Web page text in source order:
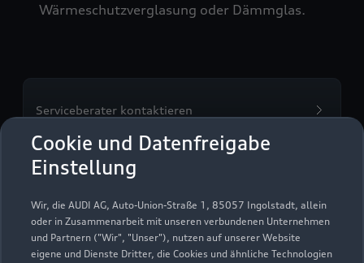
Cookie und Datenfreigabe
Einstellung
Wir, die AUDI AG, Auto-Union-Straße 1, 85057 Ingolstadt, allein
oder in Zusammenarbeit mit unseren verbundenen Unternehmen
und Partnern ("Wir", "Unser"), nutzen auf unserer Website
eigene und Dienste Dritter, die Cookies und ähnliche Technologien
Wärmeschutzverglasung oder Dämmglas.
Serviceberater kontaktieren